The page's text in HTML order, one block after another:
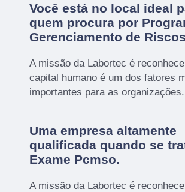
Você está no local ideal
quem procura por
Gerenciamento de Riscos
A missão da Labortec é
capital humano é um dos fatores
importantes para as organizações.
Uma empresa altamente
qualificada quando se
Exame Pcmso.
A missão da Labortec é